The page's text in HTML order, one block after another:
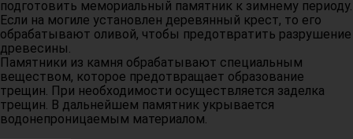
подготовить мемориальный памятник к зимнему периоду.
Если на могиле установлен деревянный крест, то его
обрабатывают оливой, чтобы предотвратить разрушение
древесины.
Памятники из камня обрабатывают специальным
веществом, которое предотвращает образование
трещин. При необходимости осуществляется заделка
трещин. В дальнейшем памятник укрывается
водонепроницаемым материалом.